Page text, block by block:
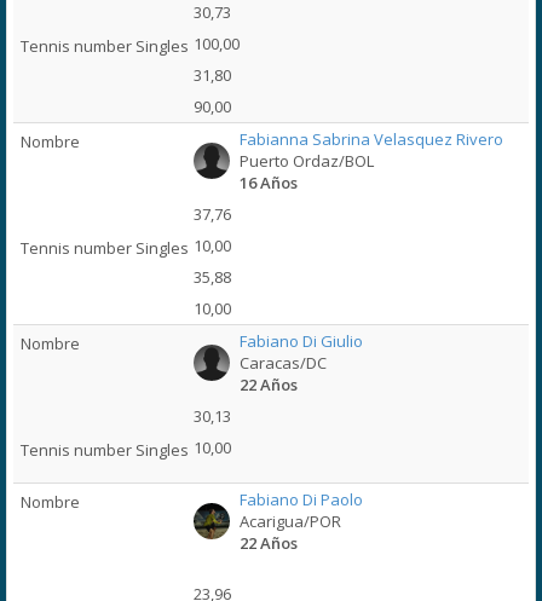
30,73
100,00
31,80
90,00
Fabianna Sabrina Velasquez Rivero
Puerto Ordaz/BOL
16 Años
37,76
10,00
35,88
10,00
Fabiano Di Giulio
Caracas/DC
22 Años
30,13
10,00
Fabiano Di Paolo
Acarigua/POR
22 Años
23,96